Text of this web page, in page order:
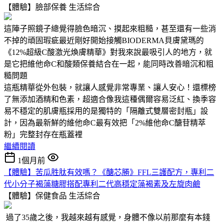
【體驗】臉部保養 生活綜合
這陣子照鏡子總覺得臉色暗沉、摸起來粗糙，甚至還有一些消
不掉的頑固瑕疵最近剛好開始接觸BIODERMA貝膚黛瑪的
《12%超級C酸激光煥膚精華》對我來說最吸引人的地方，就
是它把維他命C和酸類保養結合在一起，能同時改善暗沉和粗
糙問題
這瓶精華從外包裝，就讓人感覺非常專業、讓人安心！還標榜
了無添加酒精和色素，超適合像我這種偶爾容易泛紅、換季容
易不穩定的肌膚瓶採用的是獨特的「隔離式雙層密封瓶」設
計，因為最新鮮的維他命C最有效把「2%維他命C醣苷精萃
粉」完整封存在瓶蓋裡
繼續閱讀
1個月前
【體驗】苦瓜胜肽有效嗎？《醣芯勝》FFL三護配方，專利二
代小分子褐藻糖膠搭配專利二代高穩定藻褐素及左旋肉鹼
【體驗】保健食品 生活綜合
過了35歲之後，我越來越有感覺，身體不像以前那麼有本錢